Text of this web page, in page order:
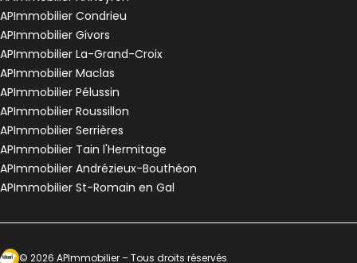
120 000 €
Maison de village • 3 pièces • 80 m²
APImmobilier Condrieu
APImmobilier Givors
APImmobilier La-Grand-Croix
APImmobilier Maclas
APImmobilier Pélussin
APImmobilier Roussillon
APImmobilier Serrières
APImmobilier Tain l'Hermitage
APImmobilier Andrézieux-Bouthéon
APImmobilier St-Romain en Gal
Ecosytème Ideeri
© 2026 APImmobilier – Tous droits réservés